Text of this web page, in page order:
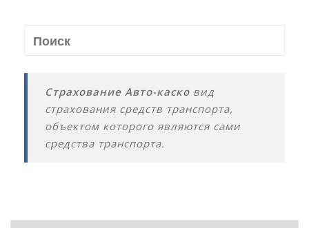
Страхование Авто-каско вид
страхования средств транспорта,
объектом которого являются сами
средства транспорта.